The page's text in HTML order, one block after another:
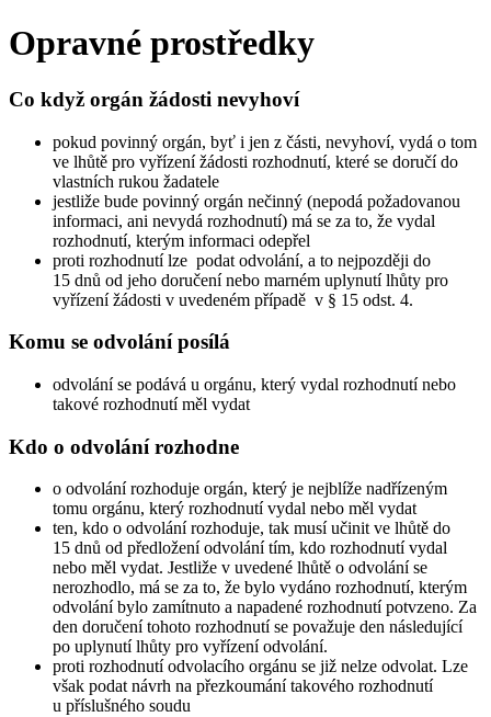
Opravné prostředky
Co když orgán žádosti nevyhoví
pokud povinný orgán, byť i jen z části, nevyhoví, vydá o tom
ve lhůtě pro vyřízení žádosti rozhodnutí, které se doručí do
vlastních rukou žadatele
jestliže bude povinný orgán nečinný (nepodá požadovanou
informaci, ani nevydá rozhodnutí) má se za to, že vydal
rozhodnutí, kterým informaci odepřel
proti rozhodnutí lze podat odvolání, a to nejpozději do
15 dnů od jeho doručení nebo marném uplynutí lhůty pro
vyřízení žádosti v uvedeném případě v § 15 odst. 4.
Komu se odvolání posílá
odvolání se podává u orgánu, který vydal rozhodnutí nebo
takové rozhodnutí měl vydat
Kdo o odvolání rozhodne
o odvolání rozhoduje orgán, který je nejblíže nadřízeným
tomu orgánu, který rozhodnutí vydal nebo měl vydat
ten, kdo o odvolání rozhoduje, tak musí učinit ve lhůtě do
15 dnů od předložení odvolání tím, kdo rozhodnutí vydal
nebo měl vydat. Jestliže v uvedené lhůtě o odvolání se
nerozhodlo, má se za to, že bylo vydáno rozhodnutí, kterým
odvolání bylo zamítnuto a napadené rozhodnutí potvzeno. Za
den doručení tohoto rozhodnutí se považuje den následující
po uplynutí lhůty pro vyřízení odvolání.
proti rozhodnutí odvolacího orgánu se již nelze odvolat. Lze
však podat návrh na přezkoumání takového rozhodnutí
u příslušného soudu